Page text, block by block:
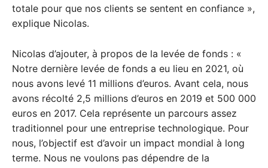
totale pour que nos clients se sentent en confiance »,
explique Nicolas.
Nicolas d’ajouter, à propos de la levée de fonds : «
Notre dernière levée de fonds a eu lieu en 2021, où
nous avons levé 11 millions d’euros. Avant cela, nous
avons récolté 2,5 millions d’euros en 2019 et 500 000
euros en 2017. Cela représente un parcours assez
traditionnel pour une entreprise technologique. Pour
nous, l’objectif est d’avoir un impact mondial à long
terme. Nous ne voulons pas dépendre de la